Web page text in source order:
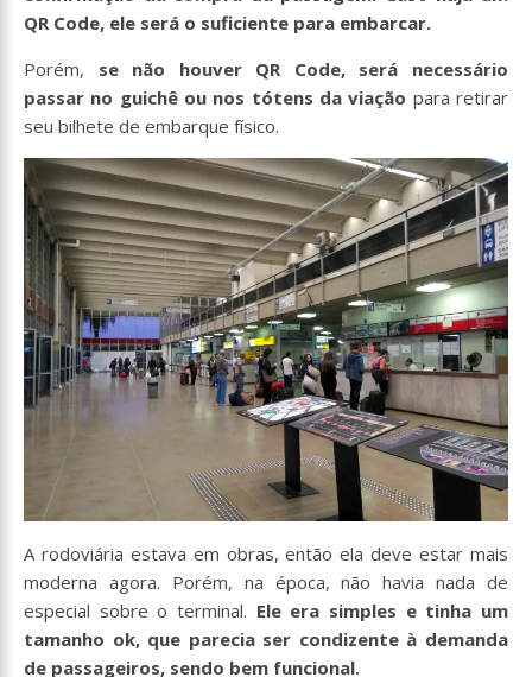
QR Code, ele será o suficiente para embarcar.
Porém, se não houver QR Code, será necessário
passar no guichê ou nos tótens da viação para retirar
seu bilhete de embarque físico.
A rodoviária estava em obras, então ela deve estar mais
moderna agora. Porém, na época, não havia nada de
especial sobre o terminal. Ele era simples e tinha um
tamanho ok, que parecia ser condizente à demanda
de passageiros, sendo bem funcional.